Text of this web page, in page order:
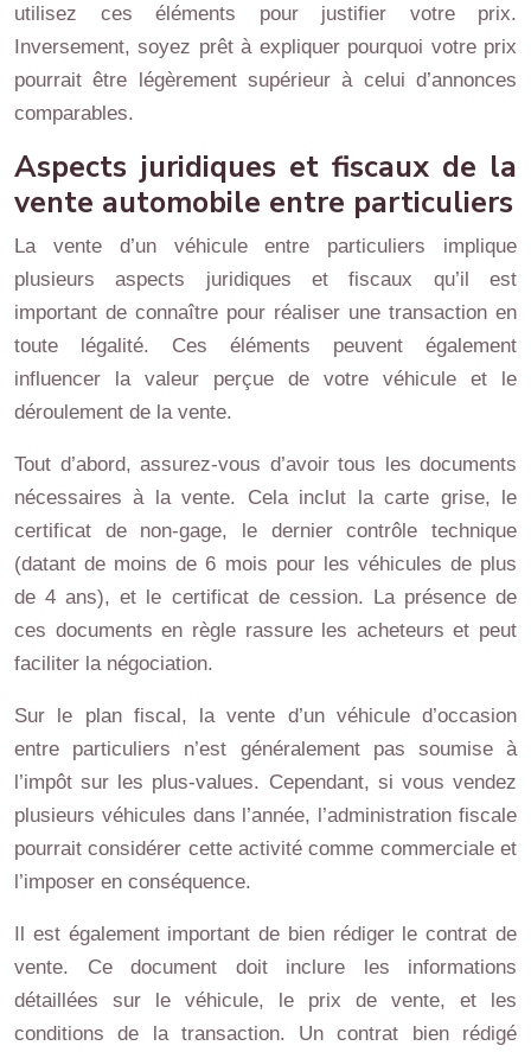
utilisez ces éléments pour justifier votre prix.
Inversement, soyez prêt à expliquer pourquoi votre prix
pourrait être légèrement supérieur à celui d’annonces
comparables.
Aspects juridiques et fiscaux de la
vente automobile entre particuliers
La vente d’un véhicule entre particuliers implique
plusieurs aspects juridiques et fiscaux qu’il est
important de connaître pour réaliser une transaction en
toute légalité. Ces éléments peuvent également
influencer la valeur perçue de votre véhicule et le
déroulement de la vente.
Tout d’abord, assurez-vous d’avoir tous les documents
nécessaires à la vente. Cela inclut la carte grise, le
certificat de non-gage, le dernier contrôle technique
(datant de moins de 6 mois pour les véhicules de plus
de 4 ans), et le certificat de cession. La présence de
ces documents en règle rassure les acheteurs et peut
faciliter la négociation.
Sur le plan fiscal, la vente d’un véhicule d’occasion
entre particuliers n’est généralement pas soumise à
l’impôt sur les plus-values. Cependant, si vous vendez
plusieurs véhicules dans l’année, l’administration fiscale
pourrait considérer cette activité comme commerciale et
l’imposer en conséquence.
Il est également important de bien rédiger le contrat de
vente. Ce document doit inclure les informations
détaillées sur le véhicule, le prix de vente, et les
conditions de la transaction. Un contrat bien rédigé